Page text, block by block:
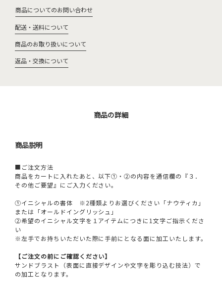
商品についてのお問い合わせ
配送・送料について
商品のお取り扱いについて
返品・交換について
商品の詳細
商品説明
■ご注文方法
商品をカートに入れたあと、以下①・②の内容を通信欄の『３．
その他ご要望』にご入力ください。
①イニシャルの書体 ※2種類よりお選びください「ナウティカ」
または「オールドイングリッシュ」
②希望のイニシャル文字を１アイテムにつきに1文字ご指示くださ
い
※左手でお持ちいただいた際に手前にとなる面に加工いたします。
【ご注文の前にご確認ください】
サンドブラスト（表面に直接デザインや文字を彫り込む技法）で
の加工となります。